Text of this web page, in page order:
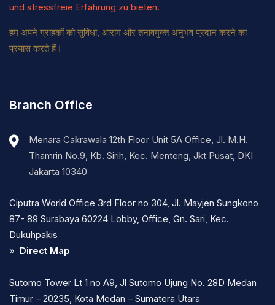
und stressfreie Erfahrung zu bieten.
हम अपने ग्राहकों को सुविधा, आराम और तनावमुक्त अनुभव प्रदान करने का
प्रयास करते हैं।
Branch Office
Menara Cakrawala 12th Floor Unit 5A Office, Jl. M.H.
Thamrin No.9, Kb. Sirih, Kec. Menteng, Jkt Pusat, DKI
Jakarta 10340
Ciputra World Office 3rd Floor no 304, Jl. Mayjen Sungkono
87- 89 Surabaya 60224 Lobby, Office, Gn. Sari, Kec.
Dukuhpakis
» Direct Map
Sutomo Tower Lt 1 no A9, Jl Sutomo Ujung No. 28D Medan
Timur – 20235, Kota Medan – Sumatera Utara